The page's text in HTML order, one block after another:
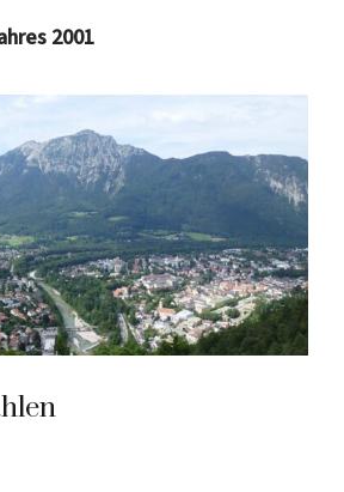
2001
Reichenhall
des Jahres 2001